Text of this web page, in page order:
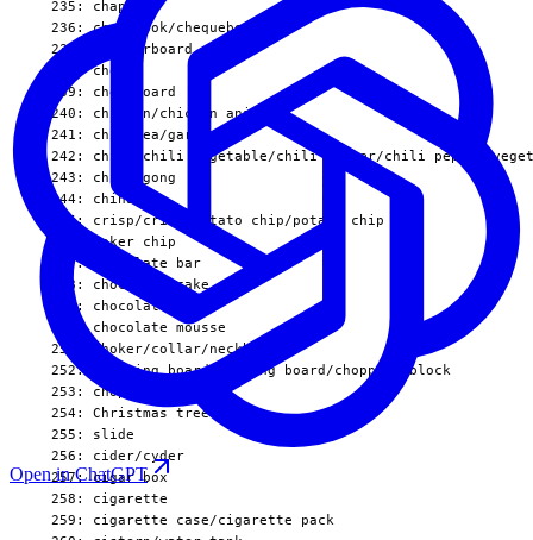
Open in ChatGPT